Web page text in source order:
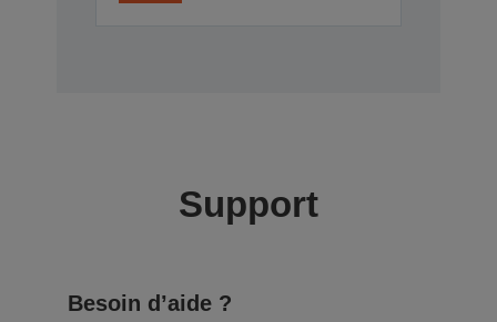
Support
Besoin d’aide ?